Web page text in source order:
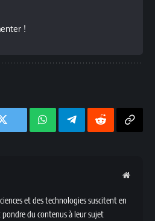
!
Twitter
Chaine
TelegramReddit
et des technologies suscitent en
du contenus à leur sujet